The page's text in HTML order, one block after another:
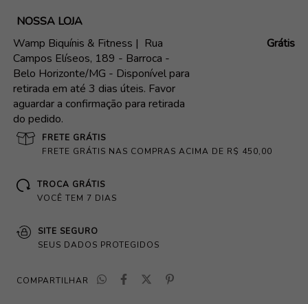
NOSSA LOJA
Wamp Biquínis & Fitness | Rua
Campos Elíseos, 189 - Barroca -
Belo Horizonte/MG - Disponível para
retirada em até 3 dias úteis. Favor
aguardar a confirmação para retirada
do pedido.
Grátis
FRETE GRÁTIS
FRETE GRÁTIS NAS COMPRAS ACIMA DE R$ 450,00
TROCA GRÁTIS
VOCÊ TEM 7 DIAS
SITE SEGURO
SEUS DADOS PROTEGIDOS
COMPARTILHAR